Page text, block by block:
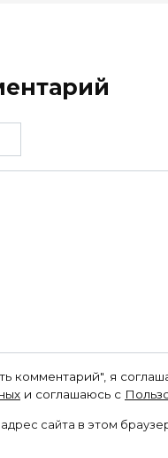
комментарий", я
и соглашаюсь с
сайта в этом